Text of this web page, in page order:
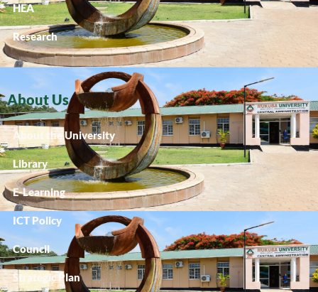
HEA
Research
About Us
About the University
Library
E-Learning
ICT Policy
Council
Strategic Plan